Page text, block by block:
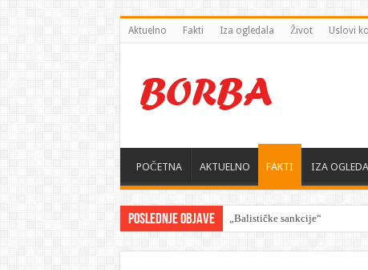
Aktuelno Fakti Iza ogledala Život Uslovi
POČETNA AKTUELNO FAKTI IZA
Poslednje objave „Balističke sankcije“ —